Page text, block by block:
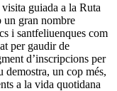
guiada a la Ruta
gran nombre
i santfeliuenques com
per gaudir de
d’inscripcions per
un cop més,
a la vida quotidana